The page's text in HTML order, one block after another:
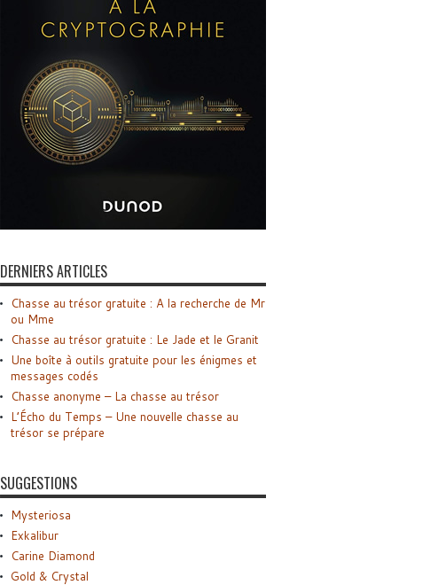
DERNIERS ARTICLES
Chasse au trésor gratuite : A la recherche de Mr
ou Mme
Chasse au trésor gratuite : Le Jade et le Granit
Une boîte à outils gratuite pour les énigmes et
messages codés
Chasse anonyme – La chasse au trésor
L’Écho du Temps – Une nouvelle chasse au
trésor se prépare
SUGGESTIONS
Mysteriosa
Exkalibur
Carine Diamond
Gold & Crystal